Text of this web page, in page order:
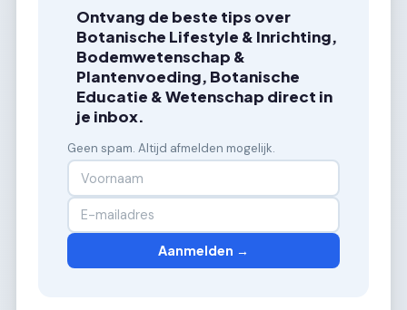
Ontvang de beste tips over
Botanische Lifestyle & Inrichting,
Bodemwetenschap &
Plantenvoeding, Botanische
Educatie & Wetenschap direct in
je inbox.
Geen spam. Altijd afmelden mogelijk.
Aanmelden →